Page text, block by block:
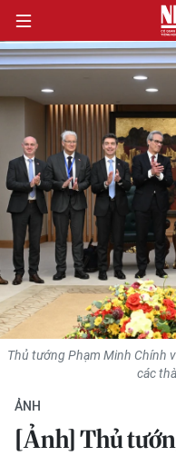
CHÍNH TRỊ
KINH TẾ
VĂN HÓA
XÃ HỘI
PHÁP LUẬT
DU LỊCH
THỂ THAO
Thủ tướng Phạm Minh Chính
các
ẢNH
[Ảnh] Thủ